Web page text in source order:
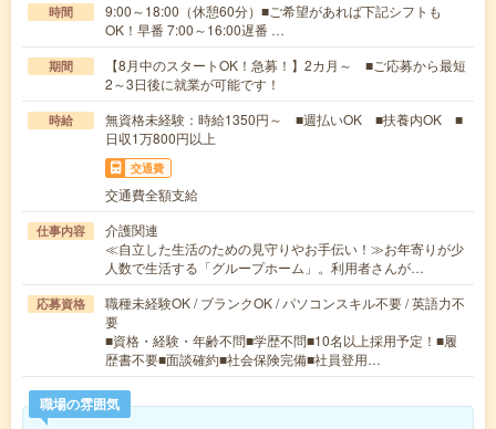
時間
9:00～18:00（休憩60分）■ご希望があれば下記シフトも
OK！早番 7:00～16:00遅番 …
期間
【8月中のスタートOK！急募！】2カ月～ ■ご応募から最短
2～3日後に就業が可能です！
時給
無資格未経験：時給1350円～ ■週払いOK ■扶養内OK ■
日収1万800円以上
交通費
交通費全額支給
仕事内容
介護関連
≪自立した生活のための見守りやお手伝い！≫お年寄りが少
人数で生活する「グループホーム」。利用者さんが…
応募資格
職種未経験OK / ブランクOK / パソコンスキル不要 / 英語力不
要
■資格・経験・年齢不問■学歴不問■10名以上採用予定！■履
歴書不要■面談確約■社会保険完備■社員登用…
職場の雰囲気